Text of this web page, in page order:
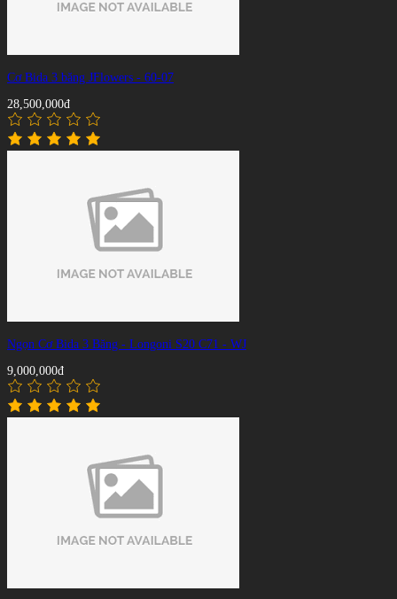
Cơ Bida 3 băng JFlowers - 60-07
28,500,000đ
Ngọn Cơ Bida 3 Băng - Longoni S20 C71 - WJ
9,000,000đ